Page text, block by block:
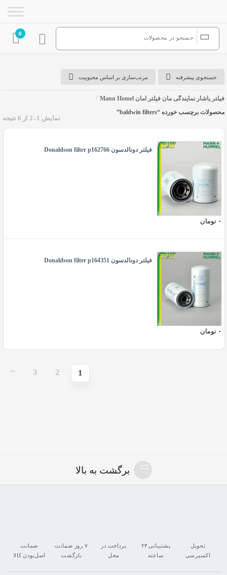
0
جستجوی پیشرفته مرتب‌سازی بر اساس محبوبیت
فیلتر یاشار نمایندگی مان فیلتر آمان Mann Homel
/
محصولات برچسب خورده “baldwin filters”
نمایش 1–2 از 6 نتیجه
فیلتر دونالدسون Donaldson filter p162766
۰ تومان
فیلتر دونالدسون Donaldson filter p164351
۰ تومان
1
2
3
→
برگشت به بالا
تحویل
اکسپرسی
پشتیبانی ۲۴
ساعته
پرداخت در
محل
۷ روز ضمانت
بازگشت
ضمانت
اصل‌بودن کالا